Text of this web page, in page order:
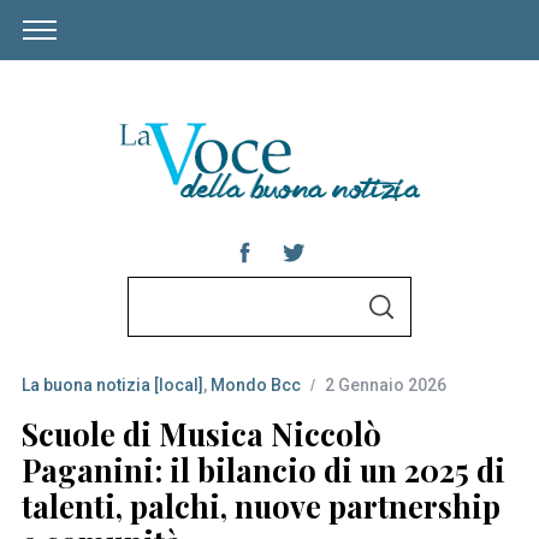
r
c
h
f
o
S
C
H
La buona notizia [local] , Mondo Bcc 2 Gennaio 2026
Scuole di Musica Niccolò
Paganini: il bilancio di un 2025 di
talenti, palchi, nuove partnership